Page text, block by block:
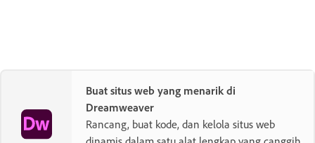
Buat situs web yang menarik di
Dreamweaver
Rancang, buat kode, dan kelola situs web